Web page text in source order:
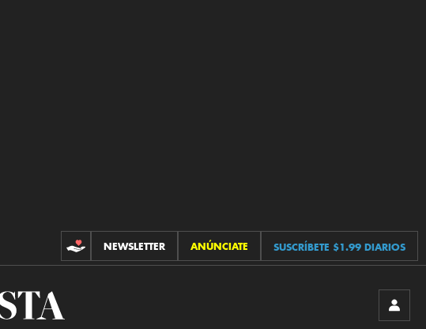
CONTRIBUCIONES
NEWSLETTER ANÚNCIATE SUSCRÍBETE $1.99 DIARIOS